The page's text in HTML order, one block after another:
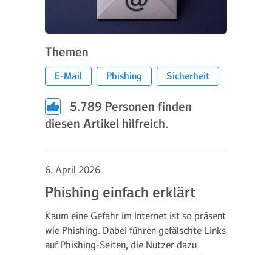
Themen
E-Mail Phishing Sicherheit
5.789 Personen finden
diesen Artikel hilfreich.
6. April 2026
Phishing einfach erklärt
Kaum eine Gefahr im Internet ist so präsent
wie Phishing. Dabei führen gefälschte Links
auf Phishing-Seiten, die Nutzer dazu